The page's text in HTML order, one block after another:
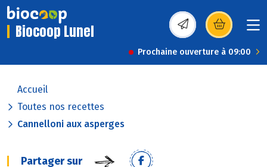
Biocoop Lunel (s’ouvre dans une
Prochaine ouverture à 09:00
Accueil
Toutes nos recettes
Cannelloni aux asperges
Partager sur